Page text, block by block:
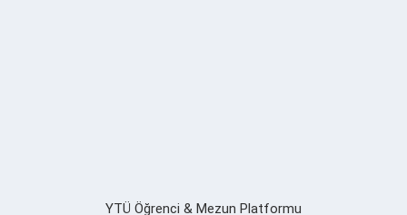
YTÜ Öğrenci & Mezun Platformu